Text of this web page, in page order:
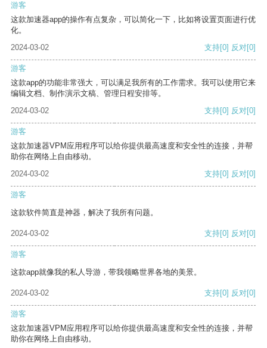
游客
这款加速器app的操作有点复杂，可以简化一下，比如将设置页面进行优
化。
2024-03-02
支持[0] 反对[0]
游客
这款app的功能非常强大，可以满足我所有的工作需求。我可以使用它来
编辑文档、制作演示文稿、管理日程安排等。
2024-03-02
支持[0] 反对[0]
游客
这款加速器VPM应用程序可以给你提供最高速度和安全性的连接，并帮
助你在网络上自由移动。
2024-03-02
支持[0] 反对[0]
游客
这款软件简直是神器，解决了我所有问题。
2024-03-02 支持[0] 反对[0]
游客
这款app就像我的私人导游，带我领略世界各地的美景。
2024-03-02 支持[0] 反对[0]
游客
这款加速器VPM应用程序可以给你提供最高速度和安全性的连接，并帮
助你在网络上自由移动。